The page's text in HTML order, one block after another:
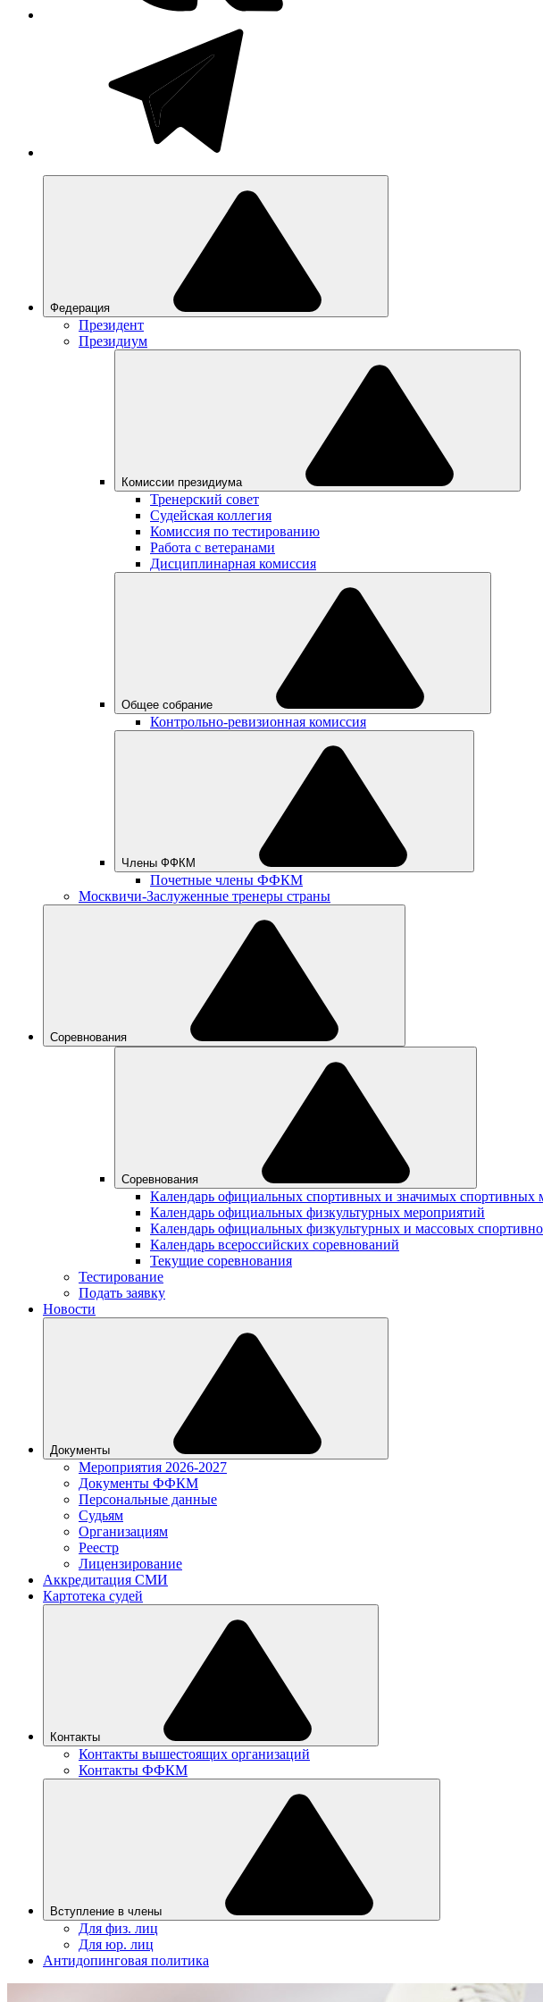
Федерация
Президент
Президиум
Комиссии президиума
Тренерский совет
Судейская коллегия
Комиссия по тестированию
Работа с ветеранами
Дисциплинарная комиссия
Общее собрание
Контрольно-ревизионная комиссия
Члены ФФКМ
Почетные члены ФФКМ
Москвичи-Заслуженные тренеры страны
Соревнования
Соревнования
Календарь официальных спортивных и значимых спортивных
Календарь официальных физкультурных мероприятий
Календарь официальных физкультурных и массовых
Календарь всероссийских соревнований
Текущие соревнования
Тестирование
Подать заявку
Новости
Документы
Мероприятия 2026-2027
Документы ФФКМ
Персональные данные
Судьям
Организациям
Реестр
Лицензирование
Аккредитация СМИ
Картотека судей
Контакты
Контакты вышестоящих организаций
Контакты ФФКМ
Вступление в члены
Для физ. лиц
Для юр. лиц
Антидопинговая политика